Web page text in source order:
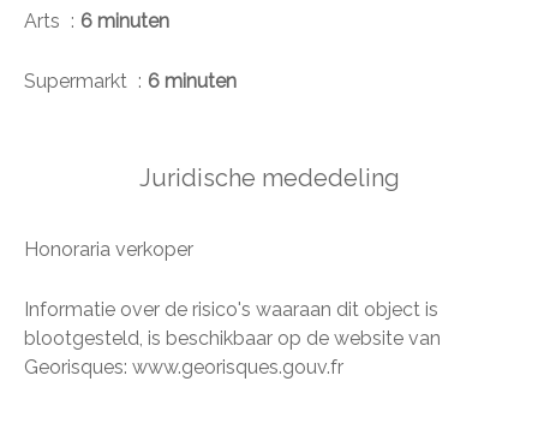
Arts 6 minuten
Supermarkt 6 minuten
Juridische mededeling
Honoraria verkoper
Informatie over de risico's waaraan dit object is
blootgesteld, is beschikbaar op de website van
Georisques: www.georisques.gouv.fr